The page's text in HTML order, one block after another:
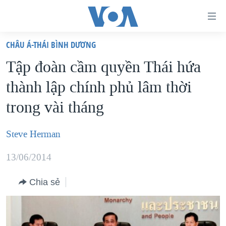
truy
cập
Tới
nội
chính
điều
hướng
chính
VIỆT NAM
HOA KỲ
BIỂN ĐÔNG
THẾ GIỚI
DIỄN ĐÀN
MỤC
VẠCH TRẦN TIN GIẢ
CHUYÊN ĐỀ
CHIẾN TRANH THƯƠNG MẠI CỦA MỸ: QUÁ KHỨ VÀ HIỆN
HỌC TIẾNG ANH
CHÂU Á-THÁI BÌNH DƯƠNG
Tập đoàn cầm quyền Thái hứa
thành lập chính phủ lâm thời
trong vài tháng
Steve Herman
13/06/2014
Chia sẻ